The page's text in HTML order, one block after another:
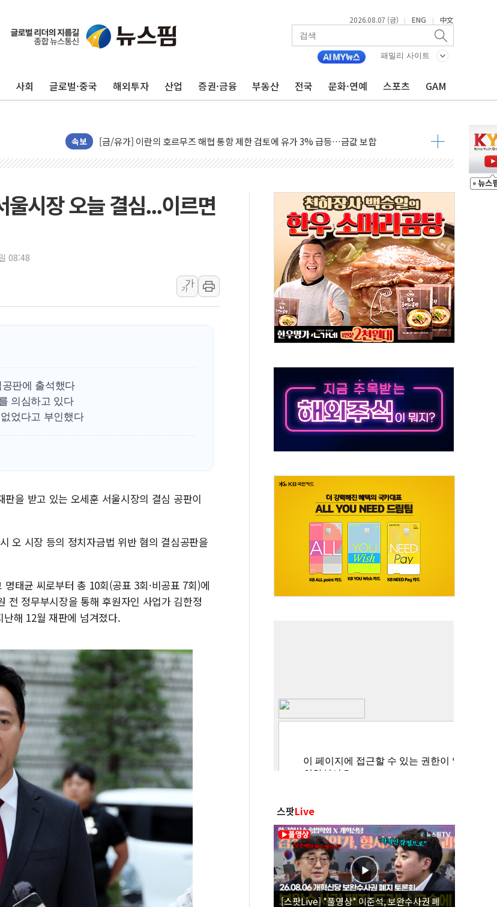
2026.08.07 (금) | ENG | 中文
패밀리 사이트
사회 글로벌·중국 해외투자 산업 증권·금융 부동산 전국 문화·연예 스포츠 GAM
속보
트럼프, '원정출산 시민권 차단' 행정명령 서명…출생시민권 제한 재시동
트럼프 "이란전 조만간 끝날 것"…군수품 부족설 일축 "막대한 무기 보유"
"세금 부담 덜자"…비거주 1주택자 귀환 조짐에 전월세시장 '긴장'
세금 부담 커진 고가 1주택자…맞교환·재매수·다운사이징 '저울질'
뉴욕증시, 유가·금리 부담에 하락…다우 5거래일 랠리 '마침표'
이란, 오만과 호르무즈 해협 재개방 합의 막바지.."美와 직접 협상 없어"
李대통령, 오늘 부동산 정책 점검 2차 회의…주택 공급 대책 막바지 조율할 듯
[오늘의 정치일정] 8월 7일(금)
[오늘의 국회일정] 상임위·세미나·기자회견·주요 정당 - 8월 7일
이란, 美·이스라엘 선박 호르무즈 통항 제한 추진…美 "통행 막을 권한 없어"
유럽증시, 견조한 실적 소화하며 대부분 상승… "2분기 기업 순이익 21% 증가" 전망
리투아니아 국방 "러, 우크라 드론으로 나토 회원국 공격 검토… 거짓 깃발 작전"
구광모, 내주 실리콘밸리서 젠슨 황 재회…로봇·AI 데이터센터·모빌리티 구체화
뉴욕증시 개장 전 특징주...모더나·아이온큐·도어대시↑ VS 샌디스크·피그마·앱러빈↓
김정관 장관 "영업이익 N% 성과급 반대…상법·자본시장법 개정 논의"
시장 오늘 결심...이르면
08:48
가
가
판에 출석했다
의심하고 있다
었다고 부인했다
을 받고 있는 오세훈 서울시장의 결심 공판이
오 시장 등의 정치자금법 위반 혐의 결심공판을
태균 씨로부터 총 10회(공표 3회·비공표 7회)에
전 정무부시장을 통해 후원자인 사업가 김한정
해 12월 재판에 넘겨졌다.
스팟Live
[스팟Live] *풀영상* 이준석, 보완수사권 폐